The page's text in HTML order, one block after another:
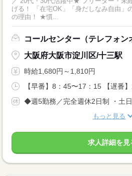
げる！ 「在宅OK」「身だしなみ自由」のコ
の理由！ ★慣...
コールセンター（テレフォン
大阪府大阪市淀川区/十三駅
時給1,680円～1,810円
【早番】8：45〜17：15 【遅番
◆週5勤務／完全週休2日制 ・土日
もっと見る
求人詳細を見